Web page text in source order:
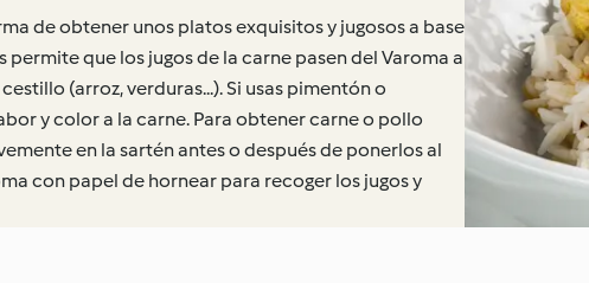
de obtener unos platos exquisitos y jugosos a base
permite que los jugos de la carne pasen del Varoma a
(arroz, verduras...). Si usas pimentón o
y color a la carne. Para obtener carne o pollo
en la sartén antes o después de ponerlos al
con papel de hornear para recoger los jugos y